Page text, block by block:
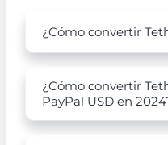
¿Cómo convertir
¿Cómo convertir
PayPal USD en